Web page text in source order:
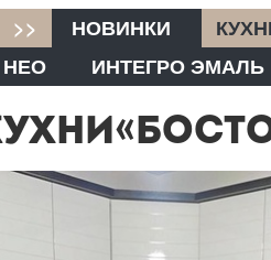
>> НОВИНКИ
ИНТЕГРО ЭМАЛЬ